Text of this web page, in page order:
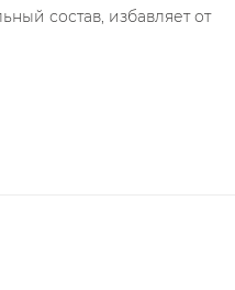
состав, избавляет от